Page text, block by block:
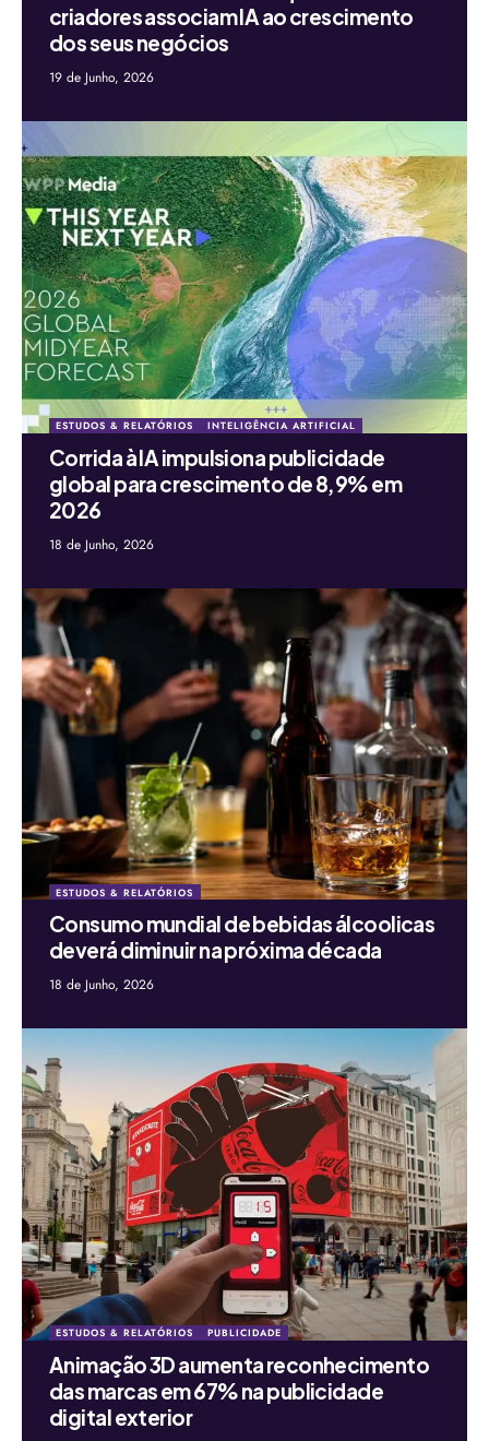
criadores associam IA ao crescimento
dos seus negócios
19 de Junho, 2026
ESTUDOS & RELATÓRIOS INTELIGÊNCIA ARTIFICIAL
Corrida à IA impulsiona publicidade
global para crescimento de 8,9% em
2026
18 de Junho, 2026
ESTUDOS & RELATÓRIOS
Consumo mundial de bebidas álcoolicas
deverá diminuir na próxima década
18 de Junho, 2026
ESTUDOS & RELATÓRIOS PUBLICIDADE
Animação 3D aumenta reconhecimento
das marcas em 67% na publicidade
digital exterior